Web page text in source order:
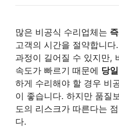
많은 비공식 수리업체는
고객의 시간을 절약합니
과정이 길어질 수 있지만,
속도가 빠르기 때문에 당
하게 수리해야 할 경우 비
이 좋습니다. 하지만 품질
도의 리스크가 따른다는
다.